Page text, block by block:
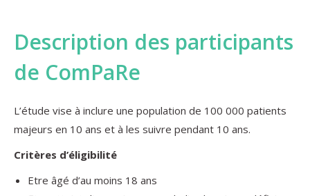
Description des participants
de ComPaRe
L’étude vise à inclure une population de 100 000 patients
majeurs en 10 ans et à les suivre pendant 10 ans.
Critères d’éligibilité
Etre âgé d’au moins 18 ans